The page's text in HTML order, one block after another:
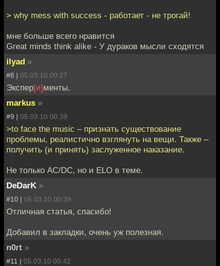
> why mess with success - работает - не трогай!
мне больше всего нравится
Great minds think alike - У дураков мысли сходятся
ilyad »
#8 | 05.03.10 00:27
Экспер[и]менты.
markus »
#9 | 05.03.10 00:39
>to face the music – признать существование
проблемы, реалистично взглянуть на вещи. Также –
получить (и принять) заслуженное наказание.
Не только AC/DC, но и ELO в теме.
DeDarK »
#10 | 05.03.10 00:39
Отличная статья, спасибо!
Добавил в закладки, очень уж полезная.
n0rt »
#11 | 05.03.10 00:42